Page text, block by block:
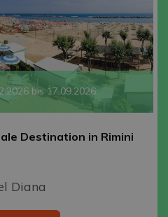
bis 17.09.2026
Destination in Rimini
Diana